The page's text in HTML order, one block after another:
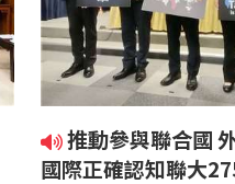
推動參與聯合國
國際正確認知聯大